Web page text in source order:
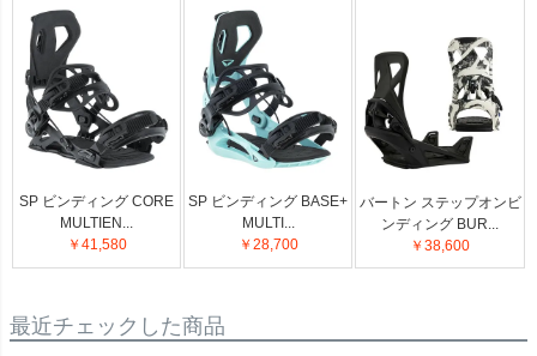
SP ビンディング CORE
MULTIEN...
￥41,580
SP ビンディング BASE+
MULTI...
￥28,700
バートン ステップオンビ
ンディング BUR...
￥38,600
最近チェックした商品